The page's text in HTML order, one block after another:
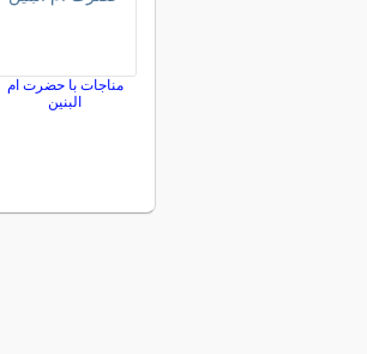
مناجات با حضرت ام
البنین